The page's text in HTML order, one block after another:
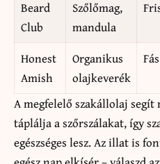
Beard
Club
Szőlőmag,
mandula
Honest
Amish
Organikus
olajkeverék
Fás
A megfelelő szakállolaj segít
táplálja a szőrszálakat, így
egészséges lesz. Az illat is